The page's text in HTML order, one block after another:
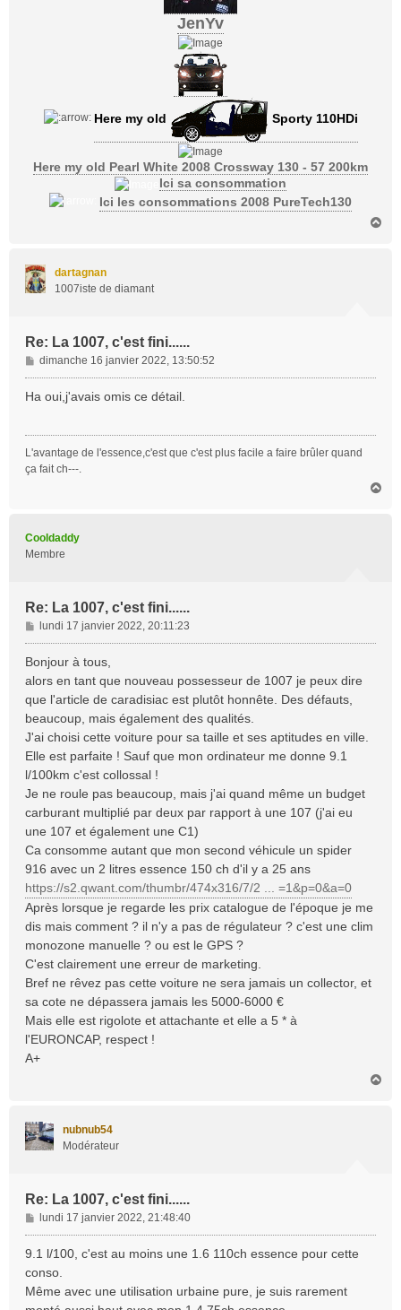
JenYv
Here my old Sporty 110HDi
Here my old Pearl White 2008 Crossway 130 - 57 200km
Ici sa consommation
Ici les consommations 2008 PureTech130
dartagnan
1007iste de diamant
Re: La 1007, c'est fini......
M
e
s
e
dimanche 16 janvier 2022, 13:50:52
Ha oui,j'avais omis ce détail.
L'avantage de l'essence,c'est que c'est plus facile a faire brûler quand
ça fait ch---.
Cooldaddy
Membre
Re: La 1007, c'est fini......
M
e
s
g
e
lundi 17 janvier 2022, 20:11:23
Bonjour à tous,
alors en tant que nouveau possesseur de 1007 je peux dire
que l'article de caradisiac est plutôt honnête. Des défauts,
beaucoup, mais également des qualités.
J'ai choisi cette voiture pour sa taille et ses aptitudes en ville.
Elle est parfaite ! Sauf que mon ordinateur me donne 9.1
l/100km c'est collossal !
Je ne roule pas beaucoup, mais j'ai quand même un budget
carburant multiplié par deux par rapport à une 107 (j'ai eu
une 107 et également une C1)
Ca consomme autant que mon second véhicule un spider
916 avec un 2 litres essence 150 ch d'il y a 25 ans
https://s2.qwant.com/thumbr/474x316/7/2 ... =1&p=0&a=0
Après lorsque je regarde les prix catalogue de l'époque je me
dis mais comment ? il n'y a pas de régulateur ? c'est une clim
monozone manuelle ? ou est le GPS ?
C'est clairement une erreur de marketing.
Bref ne rêvez pas cette voiture ne sera jamais un collector, et
sa cote ne dépassera jamais les 5000-6000 €
Mais elle est rigolote et attachante et elle a 5 * à
l'EURONCAP, respect !
A+
nubnub54
Modérateur
Re: La 1007, c'est fini......
M
e
s
g
lundi 17 janvier 2022, 21:48:40
9.1 l/100, c'est au moins une 1.6 110ch essence pour cette
conso.
Même avec une utilisation urbaine pure, je suis rarement